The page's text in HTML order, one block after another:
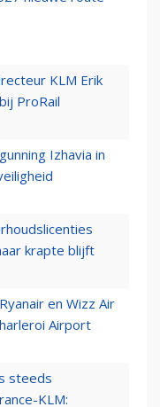
KLM Erik
ProRail
Izhavia in
krapte blijft
en Wizz Air
Airport
steeds
KLM: